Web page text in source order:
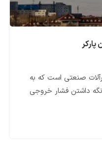
پارکر
صنعتی است که به
داشتن فشار خروجی